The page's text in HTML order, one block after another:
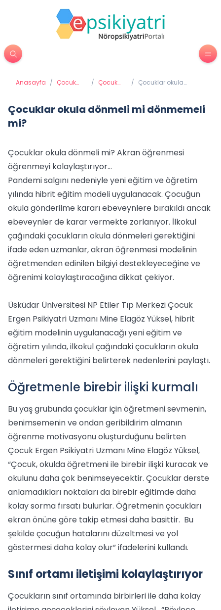
Anasayfa / Çocuk
/ Çocuk
/ Çocuklar okula
Çocuklar okula dönmeli mi dönmemeli
mi?
Çocuklar okula dönmeli mi? Akran öğrenmesi
öğrenmeyi kolaylaştırıyor…
Pandemi salgını nedeniyle yeni eğitim ve öğretim
yılında hibrit eğitim modeli uygulanacak. Çocuğun
okula gönderilme kararı ebeveynlere bırakıldı ancak
ebeveynler de karar vermekte zorlanıyor. İlkokul
çağındaki çocukların okula dönmeleri gerektiğini
ifade eden uzmanlar, akran öğrenmesi modelinin
öğretmenden edinilen bilgiyi destekleyeceğine ve
öğrenimi kolaylaştıracağına dikkat çekiyor.
Üsküdar Üniversitesi NP Etiler Tıp Merkezi Çocuk
Ergen Psikiyatri Uzmanı Mine Elagöz Yüksel, hibrit
eğitim modelinin uygulanacağı yeni eğitim ve
öğretim yılında, ilkokul çağındaki çocukların okula
dönmeleri gerektiğini belirterek nedenlerini paylaştı.
Öğretmenle birebir ilişki kurmalı
Bu yaş grubunda çocuklar için öğretmeni sevmenin,
benimsemenin ve ondan geribildirim almanın
öğrenme motivasyonu oluşturduğunu belirten
Çocuk Ergen Psikiyatri Uzmanı Mine Elagöz Yüksel,
“Çocuk, okulda öğretmeni ile birebir ilişki kuracak ve
okulunu daha çok benimseyecektir. Çocuklar derste
anlamadıkları noktaları da birebir eğitimde daha
kolay sorma fırsatı bulurlar. Öğretmenin çocukları
ekran önüne göre takip etmesi daha basittir. Bu
şekilde çocuğun hatalarını düzeltmesi ve yol
göstermesi daha kolay olur” ifadelerini kullandı.
Sınıf ortamı iletişimi kolaylaştırıyor
Çocukların sınıf ortamında birbirleri ile daha kolay